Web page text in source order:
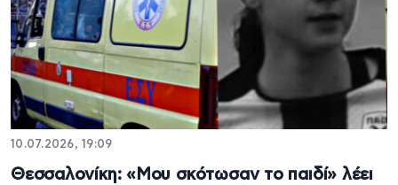
10.07.2026, 19:09
Θεσσαλονίκη: «Μου σκότωσαν το παιδί» λέει